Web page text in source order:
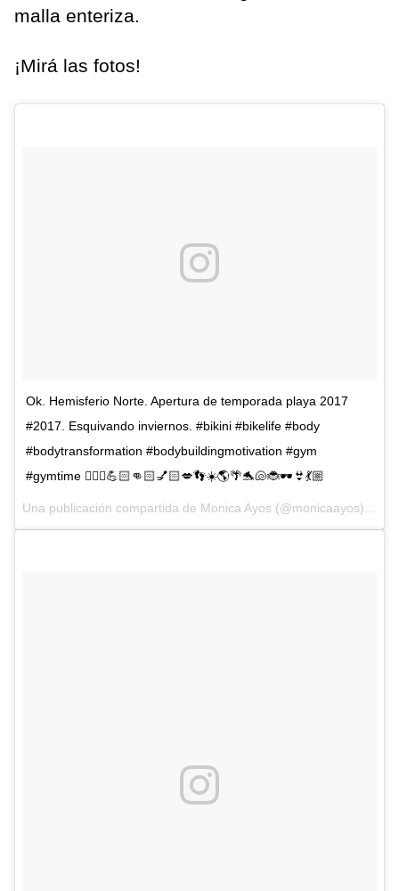
malla enteriza.
¡Mirá las fotos!
Ok. Hemisferio Norte. Apertura de temporada playa 2017
#2017. Esquivando inviernos. #bikini #bikelife #body
#bodytransformation #bodybuildingmotivation #gym
#gymtime 🏃🏼‍♀️💪🏻👊🏻💅🏻💋👣☀️🌎🌴🐬🐚🐞🕶👙💃🏼